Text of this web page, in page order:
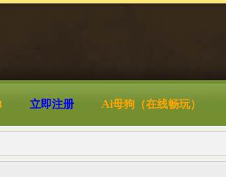
立即注册 Ai母狗（在线畅玩）